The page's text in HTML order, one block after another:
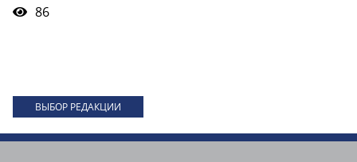
86
ВЫБОР РЕДАКЦИИ